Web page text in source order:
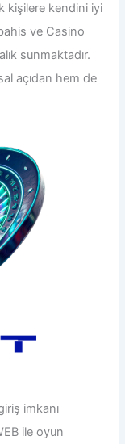
kişilere kendini iyi
ve Casino
sunmaktadır.
açıdan hem de
imkanı
ile oyun